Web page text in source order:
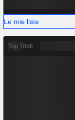
Le mie liste
Top Titoli